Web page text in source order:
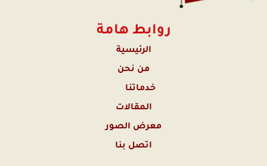
روابط هامة
الرئيسية
من نحن
خدماتنا
المقالات
معرض الصور
اتصل بنا